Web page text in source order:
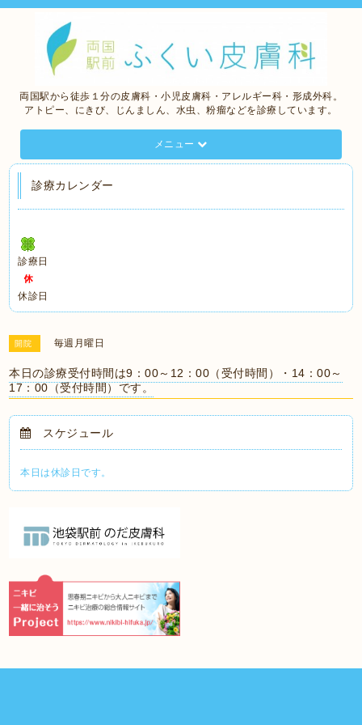
両国駅から徒歩１分の皮膚科・小児皮膚科・アレルギー科・形成外科。
アトピー、にきび、じんましん、水虫、粉瘤などを診療しています。
メニュー
診療カレンダー
診療日
休診日
開院 毎週月曜日
本日の診療受付時間は9：00～12：00（受付時間）・14：00～
17：00（受付時間）です。
スケジュール
本日は休診日です。